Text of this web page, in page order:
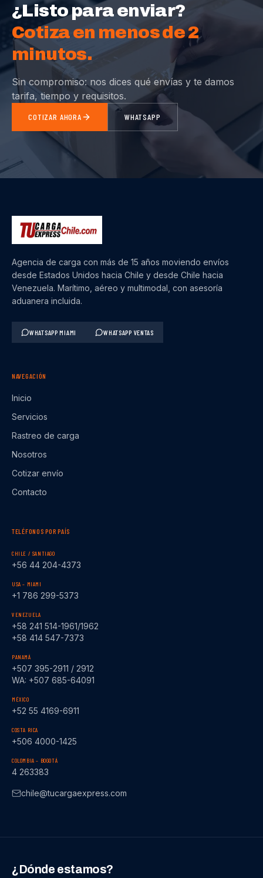
¿Listo para enviar?
Cotiza en menos de 2
minutos.
Sin compromiso: nos dices qué envías y te damos
tarifa, tiempo y requisitos.
COTIZAR AHORA WHATSAPP
Agencia de carga con más de 15 años moviendo envíos
desde Estados Unidos hacia Chile y desde Chile hacia
Venezuela. Marítimo, aéreo y multimodal, con asesoría
aduanera incluida.
WHATSAPP MIAMI WHATSAPP VENTAS
NAVEGACIÓN
Inicio
Servicios
Rastreo de carga
Nosotros
Cotizar envío
Contacto
TELÉFONOS POR PAÍS
CHILE / SANTIAGO
+56 44 204-4373
USA – MIAMI
+1 786 299-5373
VENEZUELA
+58 241 514-1961/1962
+58 414 547-7373
PANAMÁ
+507 395-2911 / 2912
WA: +507 685-64091
MÉXICO
+52 55 4169-6911
COSTA RICA
+506 4000-1425
COLOMBIA – BOGOTÁ
4 263383
chile@tucargaexpress.com
¿Dónde estamos?